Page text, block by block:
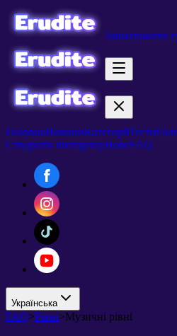
Завантажити
ГоловнаНовиниКатегоріїТести
Створити вікторинуНовеFAQ
Українська
FAQ>Рівні>Музичні рівні